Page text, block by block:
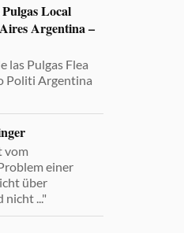
Local
Argentina –
las Pulgas Flea
Politi Argentina
vom
einer
über
..."